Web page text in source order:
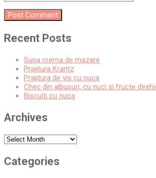
Recent Posts
Supa crema de mazare
Prajitura Krantz
Prajitura de vis cu nuca
Chec din albusuri, cu nuci si fructe
Biscuiti cu nuca
Archives
Archives
Categories